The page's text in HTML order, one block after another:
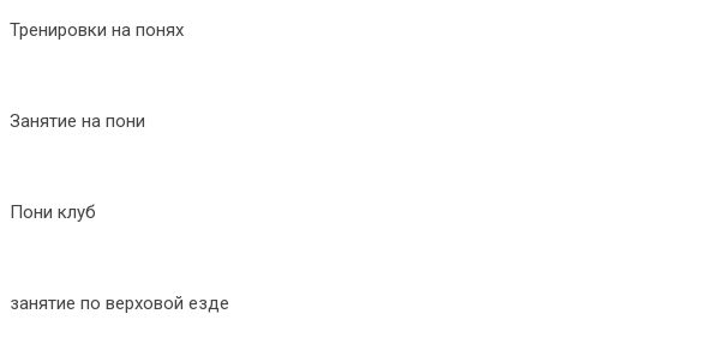
Тренировки на понях
Занятие на пони
Пони клуб
занятие по верховой езде